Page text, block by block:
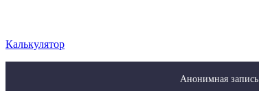
Калькулятор
Анонимная запись